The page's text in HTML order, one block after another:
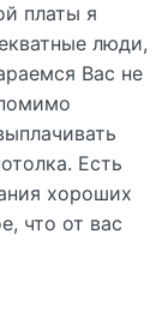
платы я
люди,
Вас не
Есть
хороших
что от вас